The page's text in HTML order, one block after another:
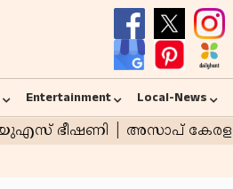
Entertainment Local-News